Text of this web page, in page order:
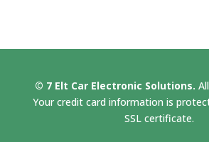
© 7 Elt Car Electronic Solutions.
Your credit card information is
SSL certificate.